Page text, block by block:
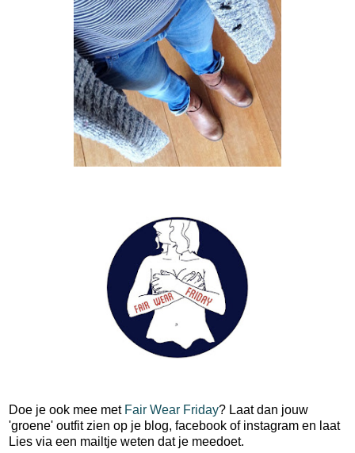
Doe je ook mee met Fair Wear Friday? Laat dan jouw
'groene' outfit zien op je blog, facebook of instagram en laat
Lies via een mailtje weten dat je meedoet.